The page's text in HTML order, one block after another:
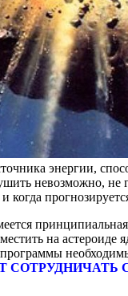
энергии,
невозможно,
когда
на